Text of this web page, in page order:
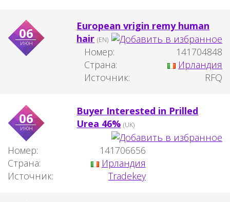
06
июн
European vrigin remy human
hair (EN)
Номер:
141704848
Страна:
Ирландия
Источник:
RFQ
06
июн
Buyer Interested in Prilled
Urea 46% (UK)
Номер:
141706656
Страна:
Ирландия
Источник:
Tradekey